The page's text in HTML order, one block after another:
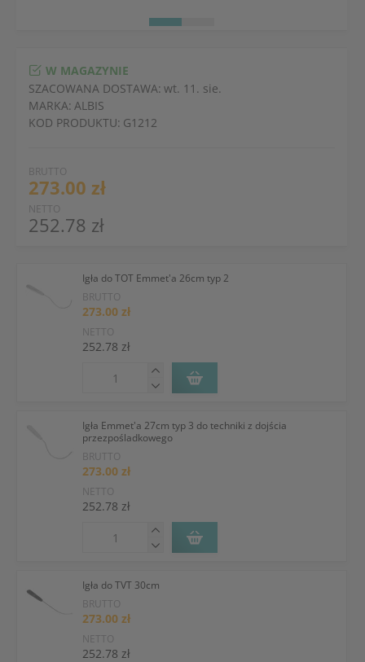
BRUTTO
273.00 zł
NETTO
252.78 zł
W MAGAZYNIE
SZACOWANA DOSTAWA: wt. 11. sie.
MARKA: ALBIS
KOD PRODUKTU: G1212
Igła do TOT Emmet'a 26cm typ 2
BRUTTO
273.00 zł
NETTO
252.78 zł
Igła Emmet'a 27cm typ 3 do techniki z dojścia
przezpośladkowego
BRUTTO
273.00 zł
NETTO
252.78 zł
Igła do TVT 30cm
BRUTTO
273.00 zł
NETTO
252.78 zł